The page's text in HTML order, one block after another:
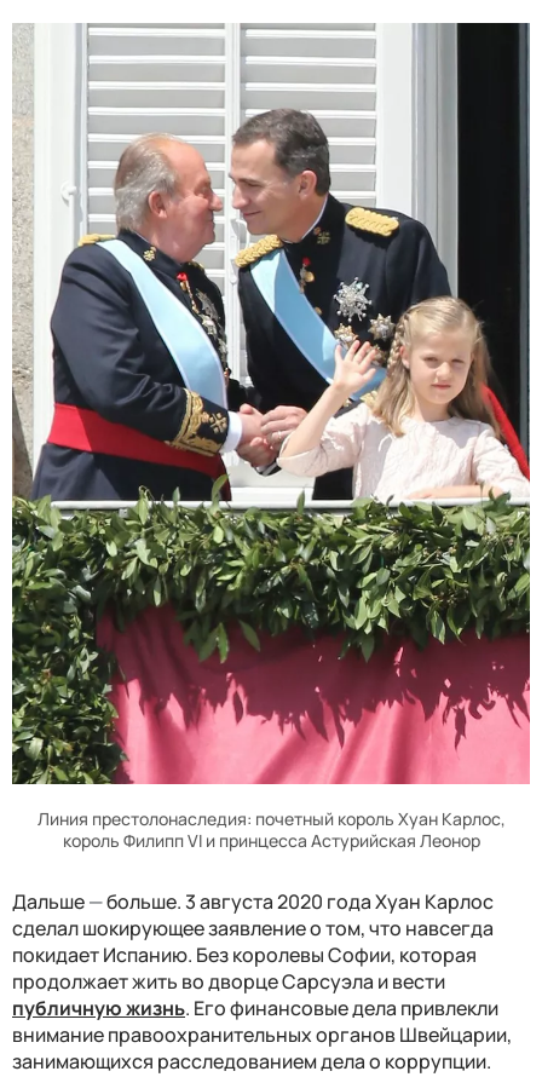
Линия престолонаследия: почетный король Хуан Карлос,
король Филипп VI и принцесса Астурийская Леонор
Дальше—больше. 3 августа 2020 года Хуан Карлос
сделал шокирующее заявление о том, что навсегда
покидает Испанию. Без королевы Софии, которая
продолжает жить во дворце Сарсуэла и вести
публичную жизнь. Его финансовые дела привлекли
внимание правоохранительных органов Швейцарии,
занимающихся расследованием дела о коррупции.